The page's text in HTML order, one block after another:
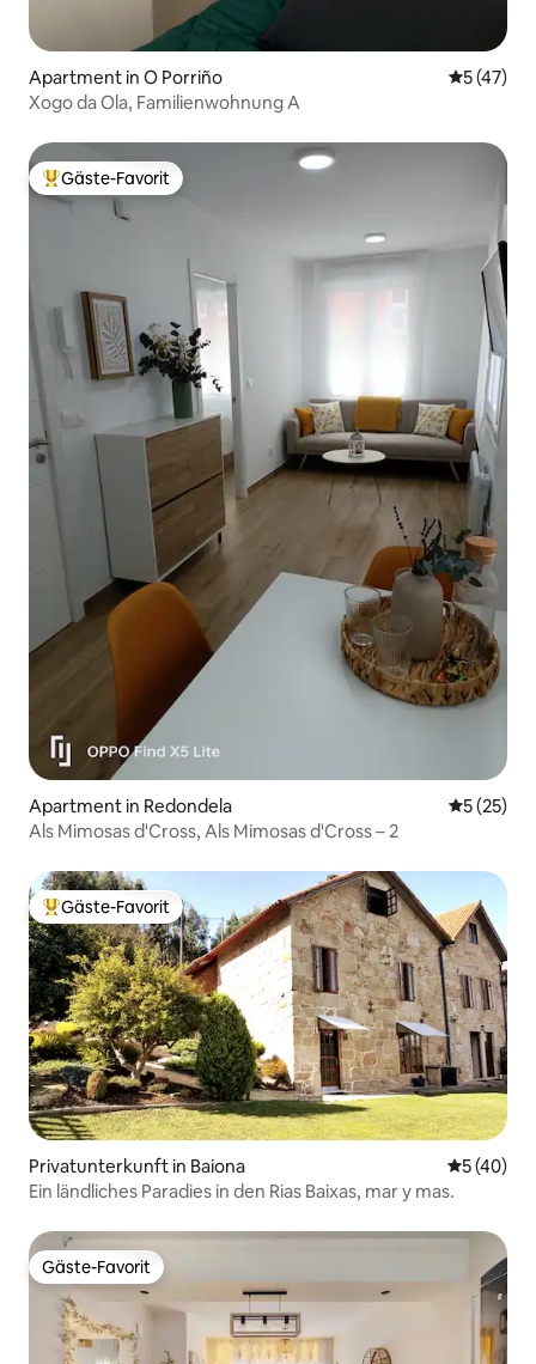
Apartment in O Porriño
5 (47)
Xogo da Ola, Familienwohnung A
Beliebter Gäste-Favorit.
Gäste-Favorit
Apartment in Redondela
5 (25)
Als Mimosas d'Cross, Als Mimosas d'Cross – 2
Beliebter Gäste-Favorit.
Gäste-Favorit
Privatunterkunft in Baiona
5 (40)
Ein ländliches Paradies in den Rias Baixas, mar y mas.
Gäste-Favorit
Gäste-Favorit